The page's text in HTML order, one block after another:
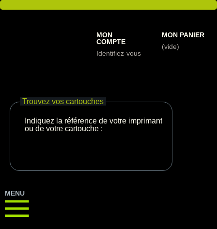
MON
COMPTE
Identifiez-vous
MON PANIER
(vide)
Trouvez vos cartouches
Indiquez la référence de votre imprimante
ou de votre cartouche :
MENU